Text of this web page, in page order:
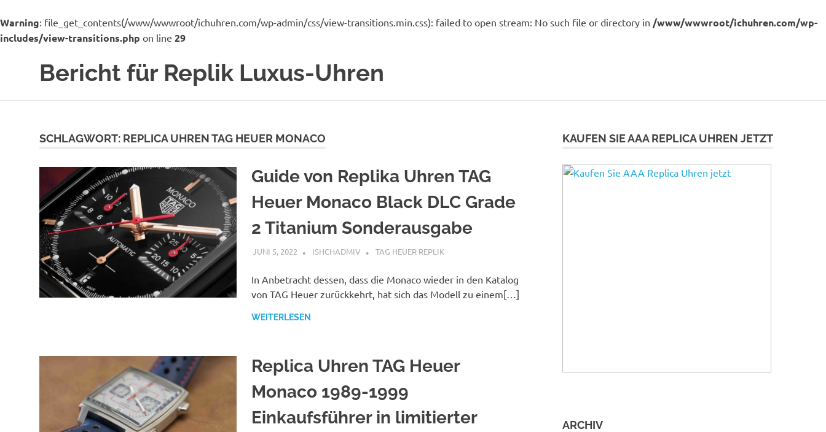
Warning: file_get_contents(/www/wwwroot/ichuhren.com/wp-admin/css/view-transitions.min.css): failed to open stream: No such file or directory in /www/wwwroot/ichuhren.com/wp-
includes/view-transitions.php on line 29
Bericht für Replik Luxus-Uhren
Uhrenhändler
für
Luxusmarken
Uhren
Replik
von
Rolex,
TAG
Heuer,
Hublot,
etc
SCHLAGWORT: REPLICA UHREN TAG HEUER MONACO
Guide von Replika Uhren TAG
Heuer Monaco Black DLC Grade
2 Titanium Sonderausgabe
JUNI 5, 2022 ISHCHADMIV TAG HEUER REPLIK
In Anbetracht dessen, dass die Monaco wieder in den Katalog
von TAG Heuer zurückkehrt, hat sich das Modell zu einem[…]
WEITERLESEN
Replica Uhren TAG Heuer
Monaco 1989-1999
Einkaufsführer in limitierter
KAUFEN SIE AAA REPLICA UHREN JETZT
ARCHIV